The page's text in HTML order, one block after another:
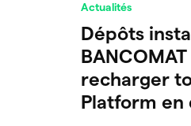
Actualités
Dépôts
recharger
Platform en